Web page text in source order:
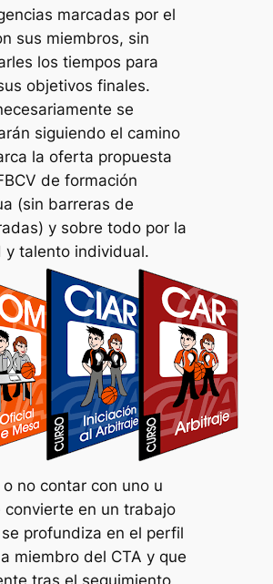
marcadas por el
sus miembros, sin
los tiempos para
objetivos finales.
se
siguiendo el camino
la oferta propuesta
de formación
(sin barreras de
y sobre todo por la
y talento individual.
o no contar con uno u
convierte en un trabajo
profundiza en el perfil
miembro del CTA y que
tras el seguimiento